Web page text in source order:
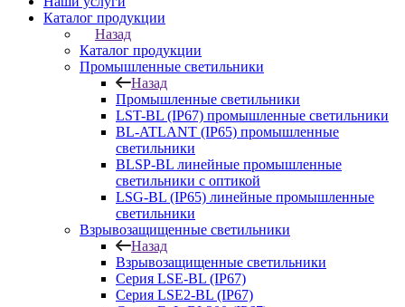
Каталог продукции
Назад
Каталог продукции
Промышленные светильники
Назад
Промышленные светильники
LST-BL (IP67) промышленные светильники
BL-ATLANT (IP65) промышленные
светильники
BLSP-BL линейные промышленные
светильники с оптикой
LSG-BL (IP65) линейные промышленные
светильники
Взрывозащищенные светильники
Назад
Взрывозащищенные светильники
Серия LSE-BL (IP67)
Серия LSE2-BL (IP67)